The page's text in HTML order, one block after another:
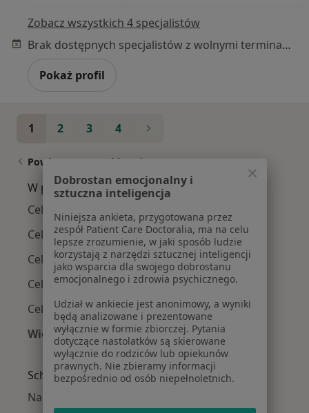
Zobacz wszystkich 4 specjalistów
Brak dostępnych specjalistów z wolnymi terminami w tym centrum medycznym.
Pokaż profil
1 2 3 4
Powiązane wyszukiwania
W pobliżu Gdyni
Celiakia w Gdańsku
Celiakia w Wejherowie
Celiakia w Sopocie
Celiakia w Pruszczu Gdańskim
Celiakia w Rumi
Więcej (9)
Więcej w kategorii: W pobliżu Gdyni
Schorzenia w Gdyni
Nadciśnienie tętnicze w Gdyni
Dobrostan emocjonalny i
sztuczna inteligencja
Niniejsza ankieta, przygotowana przez
zespół Patient Care Doctoralia, ma na celu
lepsze zrozumienie, w jaki sposób ludzie
korzystają z narzędzi sztucznej inteligencji
jako wsparcia dla swojego dobrostanu
emocjonalnego i zdrowia psychicznego.
Udział w ankiecie jest anonimowy, a wyniki
będą analizowane i prezentowane
wyłącznie w formie zbiorczej. Pytania
dotyczące nastolatków są skierowane
wyłącznie do rodziców lub opiekunów
prawnych. Nie zbieramy informacji
bezpośrednio od osób niepełnoletnich.